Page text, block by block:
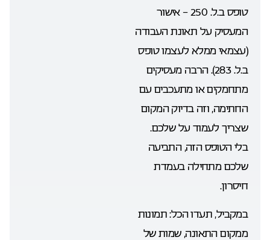
טופס ב.ל. 250 – אישור
המעסיק על תאונת העבודה
(עצמאי ממלא לעצמו טופס
ב.ל. 283). הרבה מעסיקים
מתחמקים או מתעכבים עם
החתימה, וזה בדיוק המקום
שצריך לעמוד על שלכם.
בלי הטופס הזה, התביעה
שלכם מתחילה בעמדת
חיסרון.
במקביל, תעדו הכל: תמונות
ממקום התאונה, שמות של